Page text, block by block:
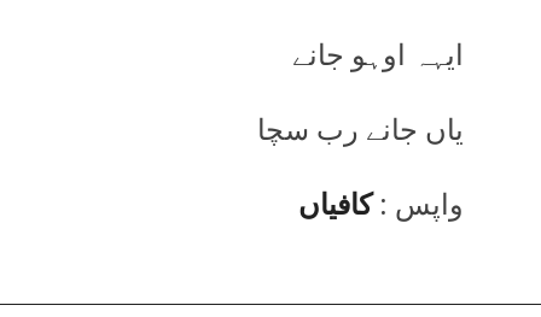
ایہہ اوہو جانے
یاں جانے رب سچا
واپس :کافیاں